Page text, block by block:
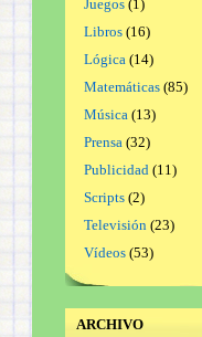
Juegos(1)
Libros(16)
Lógica(14)
Matemáticas(85)
Música(13)
Prensa(32)
Publicidad(11)
Scripts(2)
Televisión(23)
Vídeos(53)
ARCHIVO